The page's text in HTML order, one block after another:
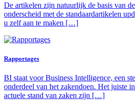
De artikelen zijn natuurlijk de basis van
onderscheid met de standaardartikelen
u zelf aan te maken […]
Rapportages
BI staat voor Business Intelligence, een
onderdeel van het zakendoen. Het juiste
actuele stand van zaken zijn […]